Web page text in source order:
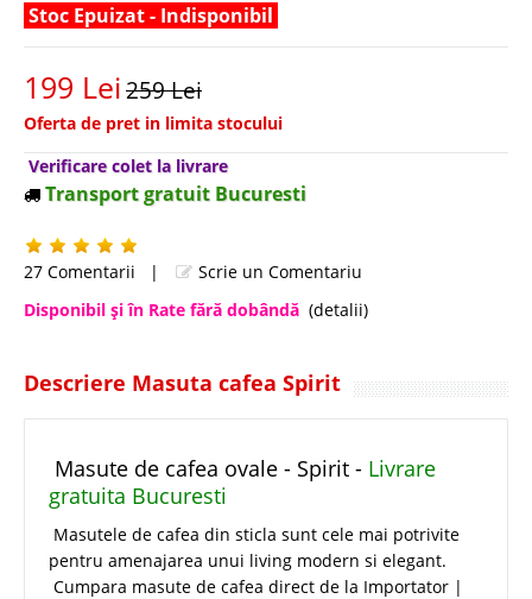
Stoc Epuizat - Indisponibil
199 Lei259 Lei
Oferta de pret in limita stocului
Verificare colet la livrare
Transport gratuit Bucuresti
27 Comentarii |
Scrie un Comentariu
Disponibil şi în Rate fără dobândă (detalii)
Descriere Masuta cafea Spirit
Masute de cafea ovale - Spirit - Livrare
gratuita Bucuresti
Masutele de cafea din sticla sunt cele mai potrivite
pentru amenajarea unui living modern si elegant.
Cumpara masute de cafea direct de la Importator |